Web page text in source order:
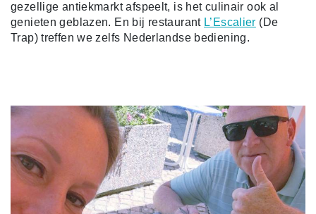
gezellige antiekmarkt afspeelt, is het culinair ook al
genieten geblazen. En bij restaurant L’Escalier (De
Trap) treffen we zelfs Nederlandse bediening.